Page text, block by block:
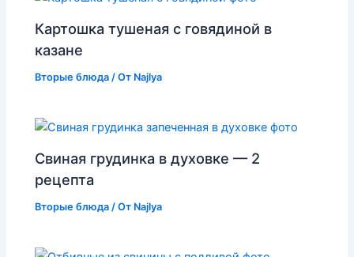
Картошка тушеная с говядиной в
казане
Вторые блюда / От Najlya
Свиная грудинка в духовке — 2
рецепта
Вторые блюда / От Najlya